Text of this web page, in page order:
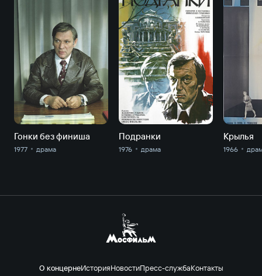
Гонки без финиша
1977 драма
Подранки
1976 драма
Крылья
1966
О концернеИсторияНовостиПресс-службаКонтакты